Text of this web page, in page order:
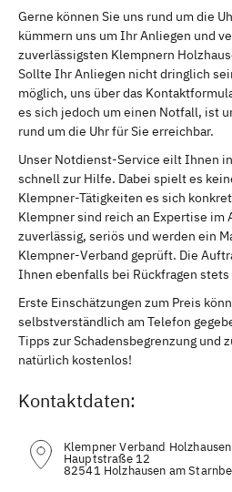
Gerne können Sie uns rund um die
kümmern uns um Ihr Anliegen und
zuverlässigsten Klempnern
Sollte Ihr Anliegen nicht dringlich
möglich, uns über das
es sich jedoch um einen Notfall, ist
rund um die Uhr für Sie erreichbar.
Unser Notdienst-Service eilt Ihnen
schnell zur Hilfe. Dabei spielt es
Klempner-Tätigkeiten es sich
Klempner sind reich an Expertise im
zuverlässig, seriös und werden ein
Klempner-Verband geprüft. Die
Ihnen ebenfalls bei Rückfragen stets
Erste Einschätzungen zum Preis
selbstverständlich am Telefon
Tipps zur Schadensbegrenzung und
natürlich kostenlos!
Kontaktdaten:
Klempner Verband
Hauptstraße 12
82541 Holzhausen am